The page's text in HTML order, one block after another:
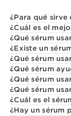
¿Para qué sirve
¿Cuál es el
¿Qué sérum
¿Existe un
¿Qué sérum
¿Qué sérum
¿Qué sérum
¿Qué sérum
¿Cuál es el
¿Hay un sérum